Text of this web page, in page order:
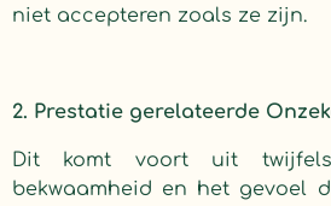
niet accepteren zoals ze zijn.
2. Prestatie gerelateerde
Dit komt voort uit
bekwaamheid en het gevoel